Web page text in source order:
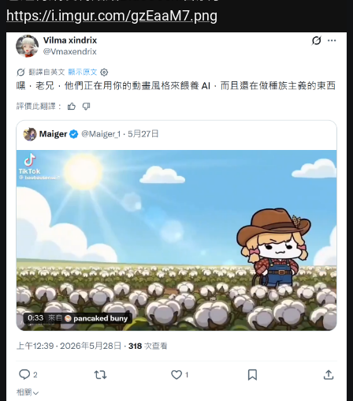
https://i.imgur.com/gzEaaM7.png